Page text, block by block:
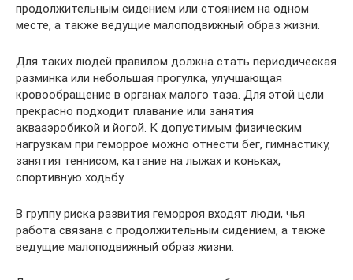
продолжительным сидением или стоянием на одном
месте, а также ведущие малоподвижный образ жизни.
Для таких людей правилом должна стать периодическая
разминка или небольшая прогулка, улучшающая
кровообращение в органах малого таза. Для этой цели
прекрасно подходит плавание или занятия
аквааэробикой и йогой. К допустимым физическим
нагрузкам при геморрое можно отнести бег, гимнастику,
занятия теннисом, катание на лыжах и коньках,
спортивную ходьбу.
В группу риска развития геморроя входят люди, чья
работа связана с продолжительным сидением, а также
ведущие малоподвижный образ жизни.